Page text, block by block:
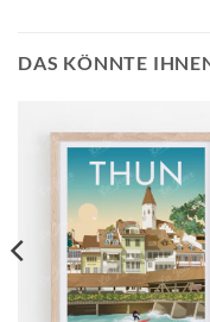
DAS KÖNNTE